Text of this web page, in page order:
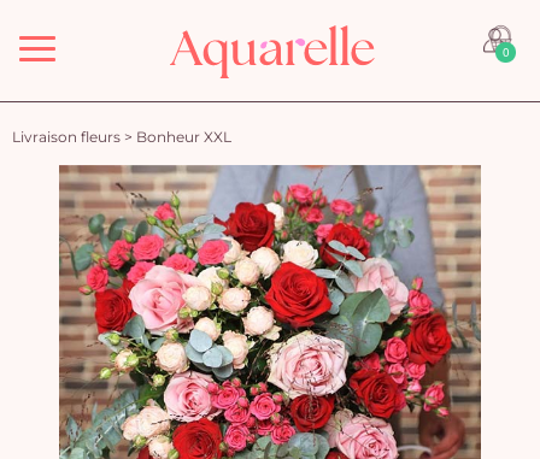
Menu 0
Livraison fleurs > Bonheur XXL